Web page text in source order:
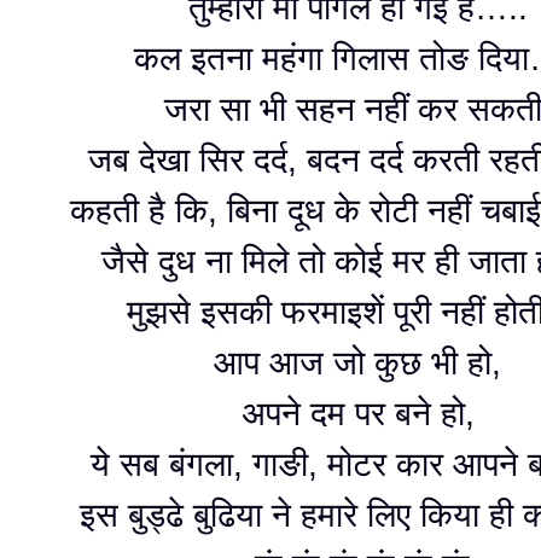
तुम्हारी मां पागल हो गई है…..
कल इतना महंगा गिलास तोङ
जरा सा भी सहन नहीं कर
जब देखा सिर दर्द, बदन दर्द करती
कहती है कि, बिना दूध के रोटी नहीं
जैसे दुध ना मिले तो कोई मर ही
मुझसे इसकी फरमाइशें पूरी नहीं
आप आज जो कुछ भी हो,
अपने दम पर बने हो,
ये सब बंगला, गाङी, मोटर कार आपने
इस बुड्ढे बुढिया ने हमारे लिए किया